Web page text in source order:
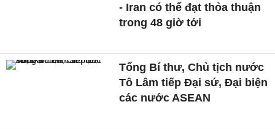
- Iran có thể đạt thỏa thuận
trong 48 giờ tới
Tổng Bí thư, Chủ tịch nước
Tô Lâm tiếp Đại sứ, Đại biện
các nước ASEAN